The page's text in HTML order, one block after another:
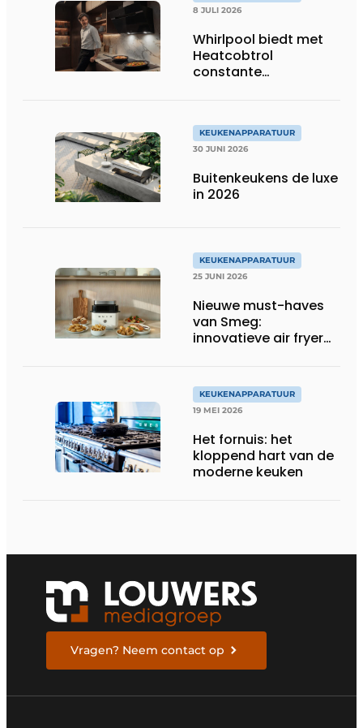
8 JULI 2026
Whirlpool biedt met
Heatcobtrol
constante
KEUKENAPPARATUUR
30 JUNI 2026
Buitenkeukens de luxe
in 2026
KEUKENAPPARATUUR
25 JUNI 2026
Nieuwe must-haves
van Smeg:
innovatieve air fryer
KEUKENAPPARATUUR
19 MEI 2026
Het fornuis: het
kloppend hart van de
moderne keuken
Vragen? Neem contact op